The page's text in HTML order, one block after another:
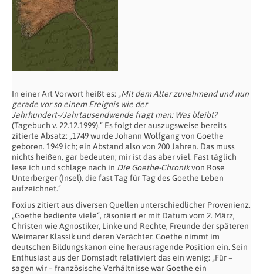
In einer Art Vorwort heißt es: „Mit dem Alter zunehmend und nun
gerade vor so einem Ereignis wie der
Jahrhundert-/Jahrtausendwende fragt man: Was bleibt?
(Tagebuch v. 22.12.1999).“ Es folgt der auszugsweise bereits
zitierte Absatz: „1749 wurde Johann Wolfgang von Goethe
geboren. 1949 ich; ein Abstand also von 200 Jahren. Das muss
nichts heißen, gar bedeuten; mir ist das aber viel. Fast täglich
lese ich und schlage nach in Die Goethe-Chronikvon Rose
Unterberger (Insel), die fast Tag für Tag des Goethe Leben
aufzeichnet.“
Foxius zitiert aus diversen Quellen unterschiedlicher Provenienz.
„Goethe bediente viele“, räsoniert er mit Datum vom 2. März,
Christen wie Agnostiker, Linke und Rechte, Freunde der späteren
Weimarer Klassik und deren Verächter. Goethe nimmt im
deutschen Bildungskanon eine herausragende Position ein. Sein
Enthusiast aus der Domstadt relativiert das ein wenig: „Für –
sagen wir – französische Verhältnisse war Goethe ein